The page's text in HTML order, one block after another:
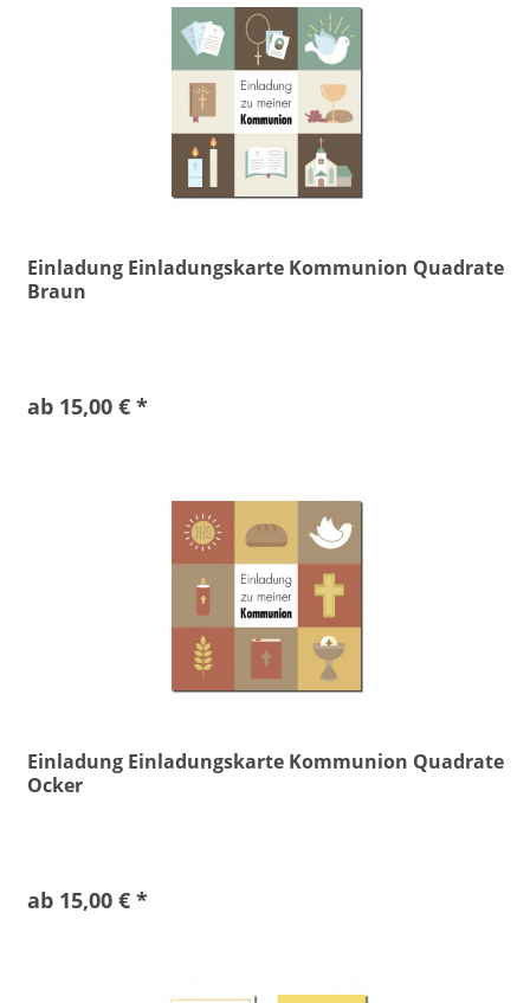
Einladung Einladungskarte Kommunion Quadrate
Braun
ab 15,00 € *
Einladung Einladungskarte Kommunion Quadrate
Ocker
ab 15,00 € *